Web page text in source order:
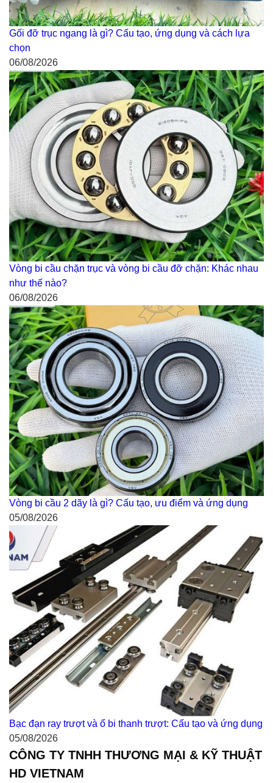
Gối đỡ trục ngang là gì? Cấu tạo, ứng dụng và cách lựa
chọn
06/08/2026
Vòng bi cầu chặn trục và vòng bi cầu đỡ chặn: Khác nhau
như thế nào?
06/08/2026
Vòng bi cầu 2 dãy là gì? Cấu tạo, ưu điểm và ứng dụng
05/08/2026
Bạc đạn ray trượt và ổ bi thanh trượt: Cấu tạo và ứng dụng
05/08/2026
CÔNG TY TNHH THƯƠNG MẠI & KỸ THUẬT
HD VIETNAM